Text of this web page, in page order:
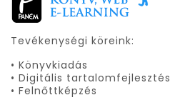
Tevékenységi köreink:
• Könyvkiadás
• Digitális tartalomfejlesztés
• Felnőttképzés